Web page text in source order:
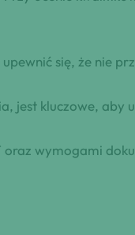
się, że nie
jest kluczowe,
wymogami